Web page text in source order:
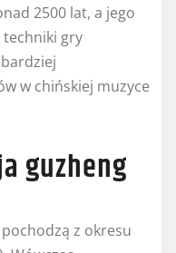
2500 lat, a jego
gry
w chińskiej muzyce
guzheng
z okresu